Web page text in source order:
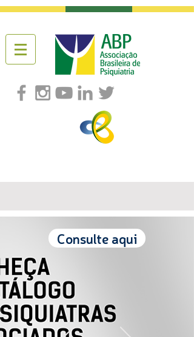
Consulte aqui